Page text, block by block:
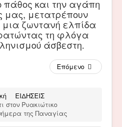
πάθος και την αγάπη
μας, μετατρέπουν
ζωντανή ελπίδα
τη φλόγα
άσβεστη.
Επόμενο
ΕΙΔΗΣΕΙΣ
στον Ρυακιώτικο
της Παναγίας